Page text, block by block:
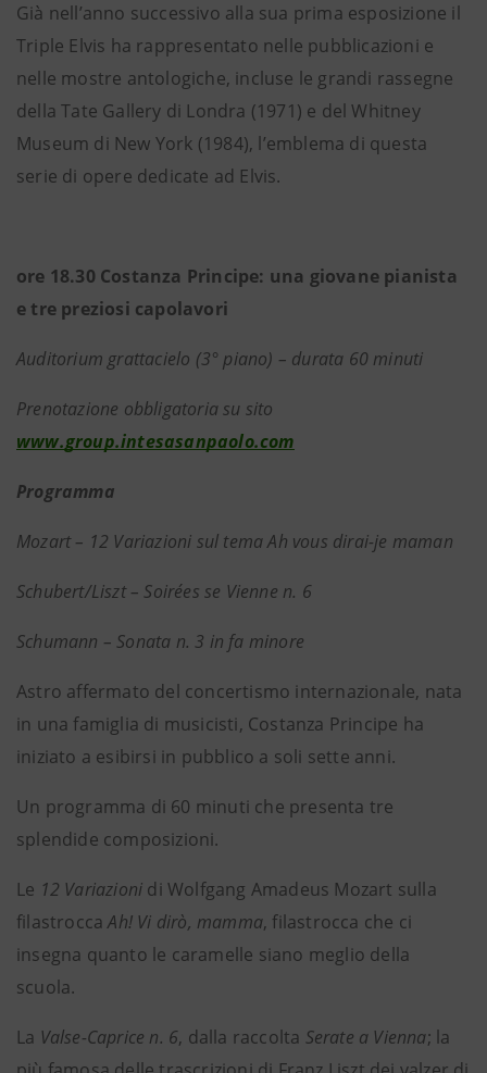
Già nell’anno successivo alla sua prima esposizione il
Triple Elvis ha rappresentato nelle pubblicazioni e
nelle mostre antologiche, incluse le grandi rassegne
della Tate Gallery di Londra (1971) e del Whitney
Museum di New York (1984), l’emblema di questa
serie di opere dedicate ad Elvis.
ore 18.30 Costanza Principe: una giovane pianista
e tre preziosi capolavori
Auditorium grattacielo (3° piano) – durata 60 minuti
Prenotazione obbligatoria su sito
www.group.intesasanpaolo.com
Programma
Mozart – 12 Variazioni sul tema Ah vous dirai-je maman
Schubert/Liszt – Soirées se Vienne n. 6
Schumann – Sonata n. 3 in fa minore
Astro affermato del concertismo internazionale, nata
in una famiglia di musicisti, Costanza Principe ha
iniziato a esibirsi in pubblico a soli sette anni.
Un programma di 60 minuti che presenta tre
splendide composizioni.
Le 12 Variazioni di Wolfgang Amadeus Mozart sulla
filastroccaAh! Vi dirò, mamma, filastrocca che ci
insegna quanto le caramelle siano meglio della
scuola.
La Valse-Caprice n. 6, dalla raccolta Serate a Vienna; la